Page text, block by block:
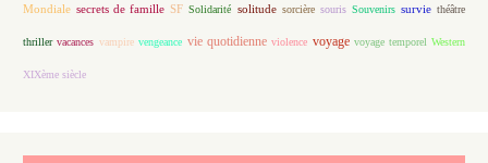
Mondiale secrets de famille SF Solidarité solitude sorcière souris Souvenirs survie théâtre
thriller vacances vampire vengeance vie quotidienne violence voyage voyage temporel Western
XIXème siècle